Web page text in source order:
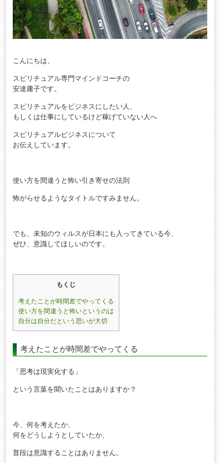
こんにちは、
スピリチュアル専門マインドコーチの
安達庸子です。
スピリチュアルをビジネスにしたい人、
もしくは仕事にしているけど稼げていない人へ
スピリチュアルビジネスについて
お伝えしています。
使い方を間違うと怖い引き寄せの法則
怖がらせるようなタイトルですみません。
でも、未知のウィルスが日本にも入ってきている今、
ぜひ、意識してほしいのです。
もくじ
考えたことが時間差でやってくる
使い方を間違うと怖いというのは
自分は自分だという思いが大切
考えたことが時間差でやってくる
「思考は現実化する」
という言葉を聞いたことはありますか？
今、何を考えたか、
何をどうしようとしていたか、
普段は意識することはありません。